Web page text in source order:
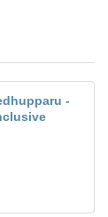
-